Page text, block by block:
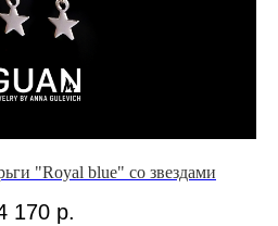
"Royal blue" со звездами
170 р.